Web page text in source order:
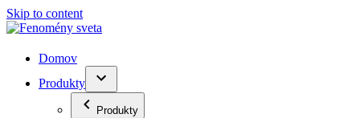
Skip to content
Domov
Produkty
Produkty